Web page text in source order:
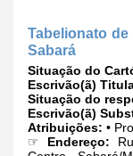
Tabelionato
Sabará
Situação do
Escrivão(ã)
Situação do
Escrivão(ã)
Atribuições: •
☞ Endereço: